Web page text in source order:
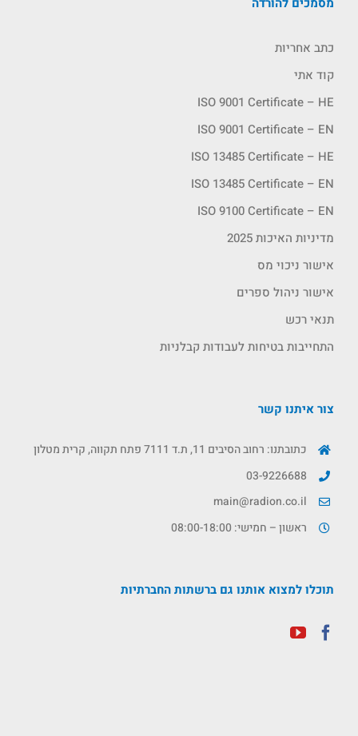
כתב אחריות
קוד אתי
ISO 9001 Certificate – HE
ISO 9001 Certificate – EN
ISO 13485 Certificate – HE
ISO 13485 Certificate – EN
ISO 9100 Certificate – EN
מדיניות האיכות 2025
אישור ניכוי מס
אישור ניהול ספרים
תנאי רכש
התחייבות בטיחות לעבודות קבלניות
צור איתנו קשר
כתובתנו: רחוב הסיבים 11, ת.ד 7111 פתח תקווה, קרית מטלון
03-9226688
main@radion.co.il
ראשון – חמישי: 08:00-18:00
תוכלו למצוא אותנו גם ברשתות החברתיות